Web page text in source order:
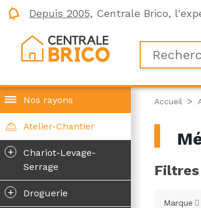
Depuis 2005, Centrale Brico,
Nos rayons
Atelier-Chantier
+
Chariot-Levage-
Serrage
+ Droguerie
Accueil
Filtres
Marque